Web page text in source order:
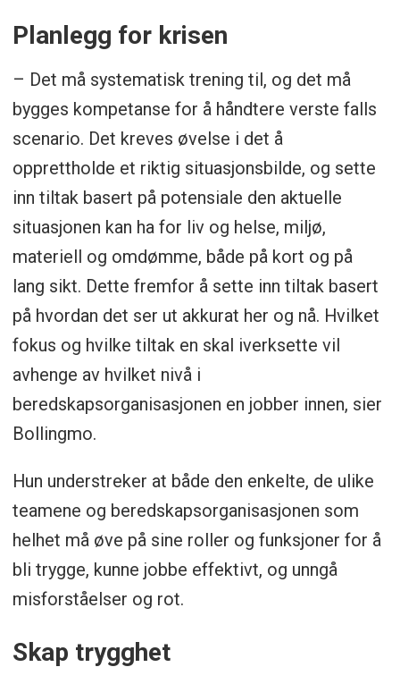
Informasjon og ressurser
Sult
Erfaring/Kompetanse
Personlig sårbarhet (tidligere traumer)
Situasjonens intensitet og varighet
Psykologisk nærhet (familie/bekjente)
Tap av grunnleggende verdier
(hjem/arbeid/ identitet) sosial støtte
Verktøy som kan bidra til bedre
håndtering:
Gjennom øvelser og trening lærer man å
benytte verktøy som kan fungere som et
eksternt arbeidsminne, bidra til bedre
beslutninger og redusere stress, og ved
håndtering av situasjoner vil det være
Planverk
Planlegg for krisen
– Det må systematisk trening til, og det må
bygges kompetanse for å håndtere verste falls
scenario. Det kreves øvelse i det å
opprettholde et riktig situasjonsbilde, og sette
inn tiltak basert på potensiale den aktuelle
situasjonen kan ha for liv og helse, miljø,
materiell og omdømme, både på kort og på
lang sikt. Dette fremfor å sette inn tiltak basert
på hvordan det ser ut akkurat her og nå. Hvilket
fokus og hvilke tiltak en skal iverksette vil
avhenge av hvilket nivå i
beredskapsorganisasjonen en jobber innen, sier
Bollingmo.
Hun understreker at både den enkelte, de ulike
teamene og beredskapsorganisasjonen som
helhet må øve på sine roller og funksjoner for å
bli trygge, kunne jobbe effektivt, og unngå
misforståelser og rot.
Skap trygghet